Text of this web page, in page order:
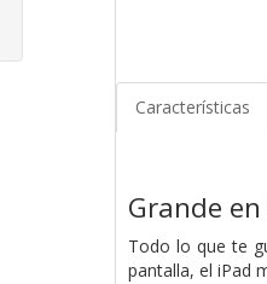
Características
Grande
Todo lo que te
pantalla, el iPad